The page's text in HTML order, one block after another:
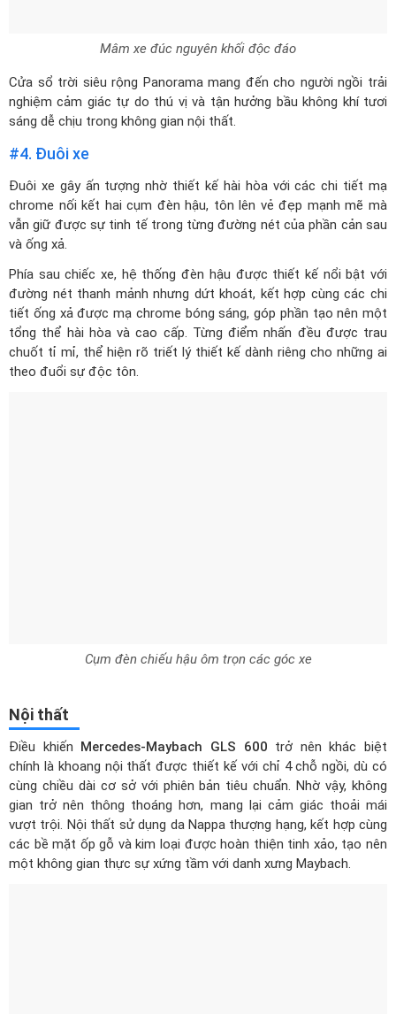
Cửa sổ trời siêu rộng Panorama mang đến cho người ngồi trải
sáng dễ chịu trong không gian nội thất.
#4. Đuôi xe
Đuôi xe gây ấn tượng nhờ thiết kế hài hòa với các chi tiết mạ
vẫn giữ được sự tinh tế trong từng đường nét của phần cản sau
và ống xả.
Phía sau chiếc xe, hệ thống đèn hậu được thiết kế nổi bật với
đường nét thanh mảnh nhưng dứt khoát, kết hợp cùng các chi
tiết ống xả được mạ chrome bóng sáng, góp phần tạo nên một
tổng thể hài hòa và cao cấp. Từng điểm nhấn đều được trau
chuốt tỉ mỉ, thể hiện rõ triết lý thiết kế dành riêng cho những ai
theo đuổi sự độc tôn.
Điều khiến
chính là khoang nội thất được thiết kế với chỉ 4 chỗ ngồi, dù có
cùng chiều dài cơ sở với phiên bản tiêu chuẩn. Nhờ vậy, không
gian trở nên thông thoáng hơn, mang lại cảm giác thoải mái
vượt trội. Nội thất sử dụng da Nappa thượng hạng, kết hợp cùng
các bề mặt ốp gỗ và kim loại được hoàn thiện tinh xảo, tạo nên
một không gian thực sự xứng tầm với danh xưng Maybach.